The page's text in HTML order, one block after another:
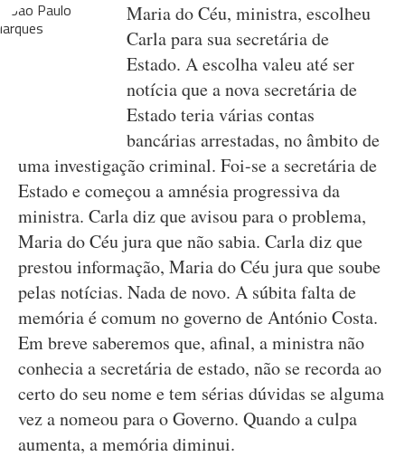
Maria do Céu, ministra, escolheu
Carla para sua secretária de
Estado. A escolha valeu até ser
notícia que a nova secretária de
Estado teria várias contas
bancárias arrestadas, no âmbito de
uma investigação criminal. Foi-se a secretária de
Estado e começou a amnésia progressiva da
ministra. Carla diz que avisou para o problema,
Maria do Céu jura que não sabia. Carla diz que
prestou informação, Maria do Céu jura que soube
pelas notícias. Nada de novo. A súbita falta de
memória é comum no governo de António Costa.
Em breve saberemos que, afinal, a ministra não
conhecia a secretária de estado, não se recorda ao
certo do seu nome e tem sérias dúvidas se alguma
vez a nomeou para o Governo. Quando a culpa
aumenta, a memória diminui.